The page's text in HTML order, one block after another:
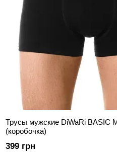
Трусы мужские DiWaRi BASIC
(коробочка)
399 грн